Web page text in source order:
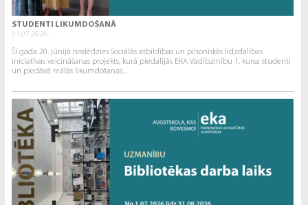
STUDENTI LIKUMDOŠANĀ
01.07.2026.
Šī gada 20. jūnijā noslēdzies Sociālās atbildības un pilsoniskās līdzdalības
iniciatīvas veicināšanas projekts, kurā piedalījās EKA Vadībzinību 1. kursa studenti
un piedāvā reālās likumdošanas...